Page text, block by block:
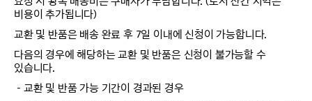
비용이 추가됩니다)
교환 및 반품은 배송 완료 후 7일 이내에 신청이 가능합니다.
다음의 경우에 해당하는 교환 및 반품은 신청이 불가능할 수
있습니다.
－교환 및 반품 가능 기간이 경과된 경우